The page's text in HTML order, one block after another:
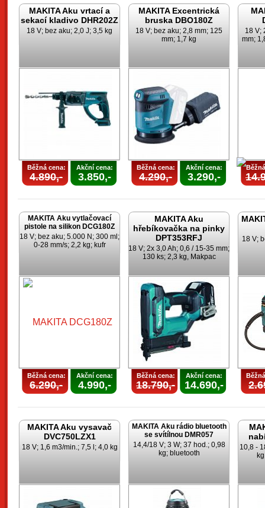
MAKITA Aku vrtací a
sekací kladivo DHR202Z
18 V; bez aku; 2,0 J; 3,5 kg
Běžná cena:
4.890,-
Akční cena:
3.850,-
MAKITA Excentrická
bruska DBO180Z
18 V; bez aku; 2,8 mm; 125
mm; 1,7 kg
Běžná cena:
4.290,-
Akční cena:
3.290,-
18 V;
mm;
MAKITA Aku vytlačovací
pistole na silikon DCG180Z
18 V; bez aku; 5.000 N; 300 ml;
0-28 mm/s; 2,2 kg; kufr
Běžná cena:
6.290,-
Akční cena:
4.990,-
MAKITA Aku
hřebíkovačka na pinky
DPT353RFJ
18 V; 2x 3,0 Ah; 0,6 / 15-35 mm;
130 ks; 2,3 kg, Makpac
Běžná cena:
18.790,-
Akční cena:
14.690,-
18 V;
MAKITA Aku vysavač
DVC750LZX1
18 V; 1,6 m3/min.; 7,5 l; 4,0 kg
MAKITA Aku rádio bluetooth
se svítílnou DMR057
14,4/18 V; 3 W; 37 hod.; 0,98
kg; bluetooth
10,8 -